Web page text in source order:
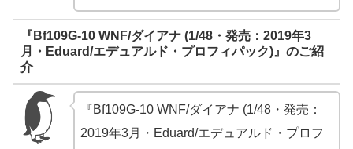
『Bf109G-10 WNF/ダイアナ (1/48・発売：2019年3
月・Eduard/エデュアルド・プロフィパック)』のご紹
介
『Bf109G-10 WNF/ダイアナ (1/48・発売：
2019年3月・Eduard/エデュアルド・プロフ